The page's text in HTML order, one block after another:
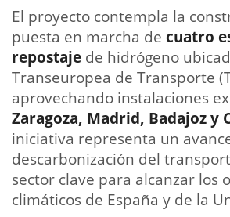
El proyecto contempla la
puesta en marcha de cuatro
repostaje de hidrógeno
Transeuropea de Transporte
aprovechando instalaciones
Zaragoza, Madrid, Badajoz y
iniciativa representa un
descarbonización del
sector clave para alcanzar los
climáticos de España y de la